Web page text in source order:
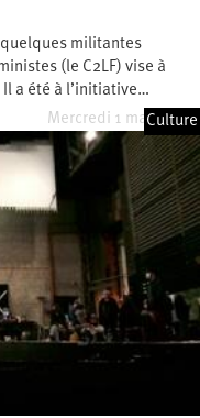
militantes
(le C2LF) vise à
a été à l’initiative…
Mercredi 1 mars 2023
Culture